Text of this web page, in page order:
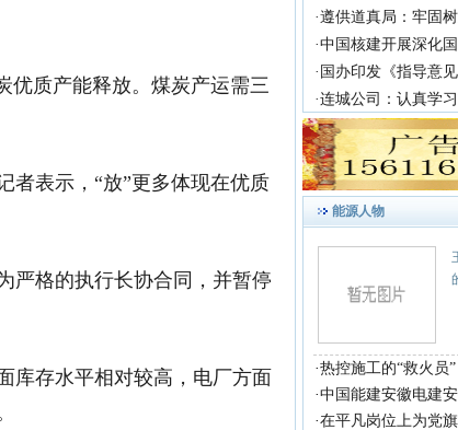
优质产能释放。煤炭产运需三
者表示，“放”更多体现在优质
严格的执行长协合同，并暂停
库存水平相对较高，电厂方面
·遵供道真局：牢固
·中国核建开展深化
· 国办印发《指导意
·连城公司：认真学
能源人物
·热控施工的“救火员”
·中国能建安徽电建
·在平凡岗位上为党